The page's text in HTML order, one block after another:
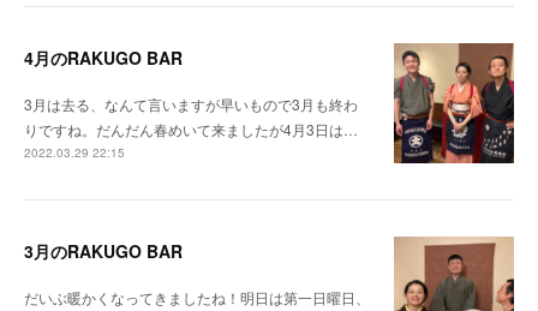
4月のRAKUGO BAR
3月は去る、なんて言いますが早いもので3月も終わ
りですね。だんだん春めいて来ましたが4月3日は…
2022.03.29 22:15
3月のRAKUGO BAR
だいぶ暖かくなってきましたね！明日は第一日曜日、